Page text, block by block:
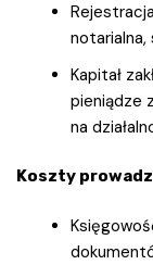
notarialna,
Kapitał
pieniądze
na
Koszty